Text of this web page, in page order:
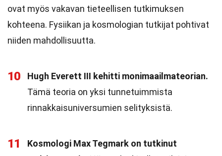
ovat myös vakavan tieteellisen tutkimuksen
kohteena. Fysiikan ja kosmologian tutkijat pohtivat
niiden mahdollisuutta.
10
Hugh Everett III kehitti monimaailmateorian.
Tämä teoria on yksi tunnetuimmista
rinnakkaisuniversumien selityksistä.
11
Kosmologi Max Tegmark on tutkinut